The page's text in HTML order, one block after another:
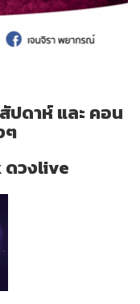
ปดาห์ และ คอน
ๆ
ดวงlive